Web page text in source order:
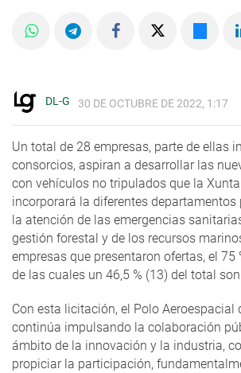
DL-G 30 DE OCTUBRE DE 2022, 1:17
Un total de 28 empresas, parte de ellas
consorcios, aspiran a desarrollar las
con vehículos no tripulados que la
incorporará la diferentes departamentos
la atención de las emergencias
gestión forestal y de los recursos
empresas que presentaron ofertas, el 75
de las cuales un 46,5 % (13) del total
Con esta licitación, el Polo Aeroespacial
continúa impulsando la colaboración
ámbito de la innovación y la industria,
propiciar la participación,